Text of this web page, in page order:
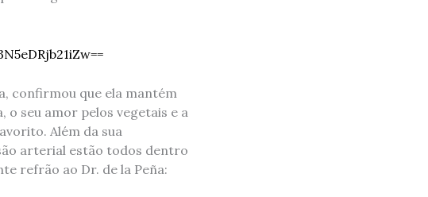
confirmou que ela mantém
o seu amor pelos vegetais e a
Além da sua
arterial estão todos dentro
refrão ao Dr. de la Peña: